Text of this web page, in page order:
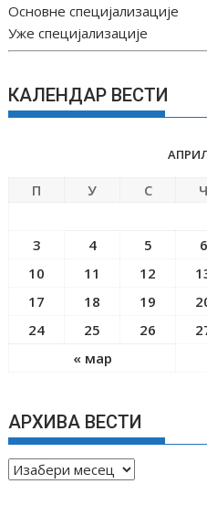
Основне специјализације
Уже специјализације
КАЛЕНДАР ВЕСТИ
П У С Ч
« мар
3
4 5 6
10
11 12
17
18 19
24
25 26
АРХИВА ВЕСТИ
А